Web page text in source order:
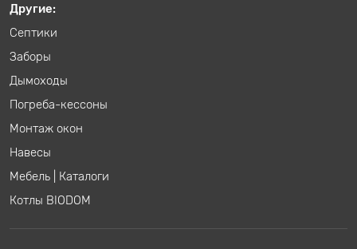
Другие:
Септики
Заборы
Дымоходы
Погреба-кессоны
Монтаж окон
Навесы
Мебель
Каталоги
Котлы BIODOM